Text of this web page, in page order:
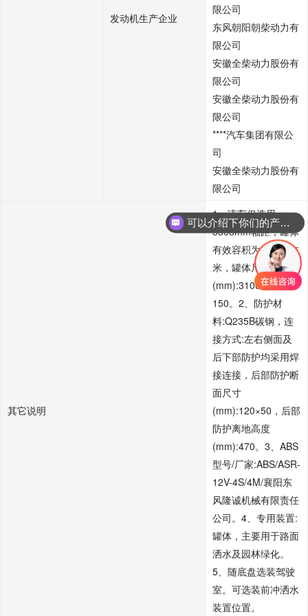
发动机生产企业
限公司
东风朝阳朝柴动力有
限公司
安徽全柴动力股份有
限公司
安徽全柴动力股份有
限公司
****汽车集团有限公
司
安徽全柴动力股份有
限公司
其它说明
1、该车仅选用
3308mm轴距，罐体
有效容积为3.84立方
米，罐体尺寸为
(mm):3100×1600×1
150。2、防护材
料:Q235B碳钢，连
接方式:左右侧面及
后下部防护均采用焊
接连接，后部防护断
面尺寸
(mm):120×50，后部
防护离地高度
(mm):470。3、ABS
型号/厂家:ABS/ASR-
12V-4S/4M/襄阳东
风隆诚机械有限责任
公司。4、专用装置:
罐体，主要用于路面
洒水及园林绿化。
5、随底盘选装驾驶
室。可选装前冲洒水
装置位置。
可以介绍下你们的产品么